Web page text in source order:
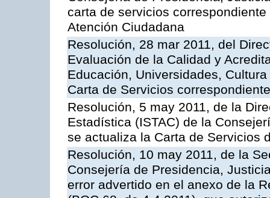
carta de servicios
Atención Ciudadana
Resolución, 28 mar 2011, del
Evaluación de la Calidad y
Educación, Universidades,
Carta de Servicios
Resolución, 5 may 2011, de la
Estadística (ISTAC) de la
se actualiza la Carta de Servicios
Resolución, 10 may 2011, de la
Consejería de Presidencia,
error advertido en el anexo de la